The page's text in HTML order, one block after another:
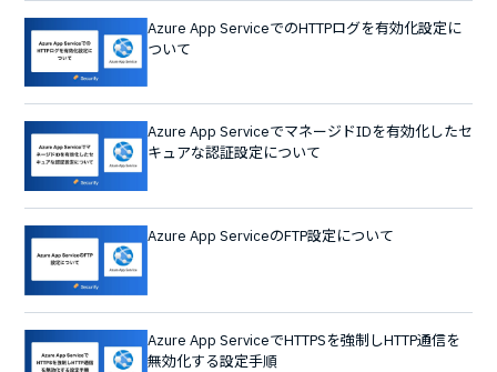
Azure App ServiceでのHTTPログを有効化設定に
ついて
Azure App ServiceでマネージドIDを有効化したセ
キュアな認証設定について
Azure App ServiceのFTP設定について
Azure App ServiceでHTTPSを強制しHTTP通信を
無効化する設定手順